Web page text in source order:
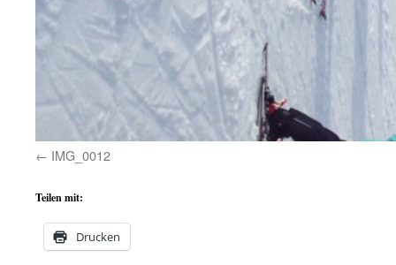
IMG_0012
Teilen mit:
Drucken